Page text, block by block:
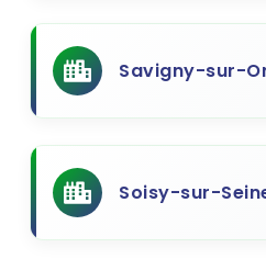
Savigny-sur-
Soisy-sur-